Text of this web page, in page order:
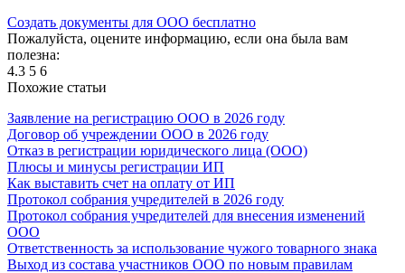
Создать документы для ООО бесплатно
Пожалуйста, оцените информацию, если она была вам
полезна:
4.3 5 6
Похожие статьи
Заявление на регистрацию ООО в 2026 году
Договор об учреждении ООО в 2026 году
Отказ в регистрации юридического лица (ООО)
Плюсы и минусы регистрации ИП
Как выставить счет на оплату от ИП
Протокол собрания учредителей в 2026 году
Протокол собрания учредителей для внесения изменений
ООО
Ответственность за использование чужого товарного знака
Выход из состава участников ООО по новым правилам